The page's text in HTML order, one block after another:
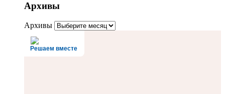
Архивы
Архивы
Решаем вместе